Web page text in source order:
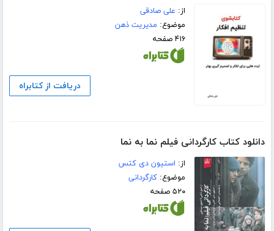
از: علی صادقی
موضوع: مدیریت ذهن
۴۱۶ صفحه
دریافت از کتابراه
دانلود کتاب کارگردانی فیلم نما به نما
از: استیون دی کتس
موضوع:کارگردانی
۵۲۰ صفحه